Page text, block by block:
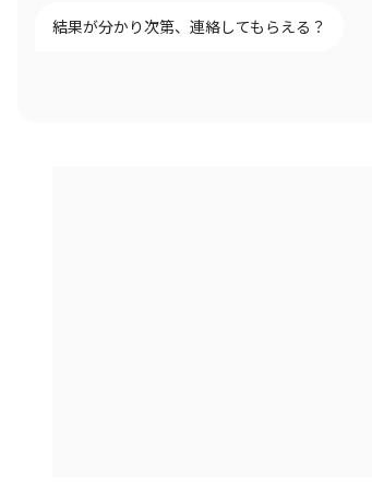
結果が分かり次第、連絡してもらえる？